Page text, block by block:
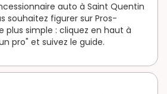
auto à Saint Quentin
souhaitez figurer sur Pros-
plus simple : cliquez en haut à
pro" et suivez le guide.